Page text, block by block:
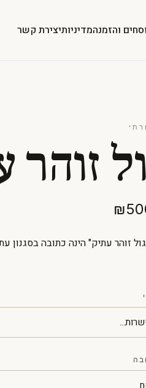
והזמנהמדיניותיצירת קשר
זוהר
זוהר עתיק" הינה כתובה בסגנון